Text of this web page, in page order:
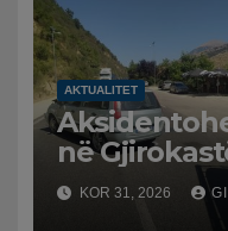
AKTUALITET
në
përplaset
bektashian
KOR 31, 2026